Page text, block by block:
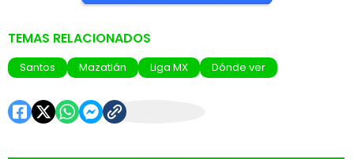
TEMAS RELACIONADOS
Santos Mazatlán Liga MX Dónde ver